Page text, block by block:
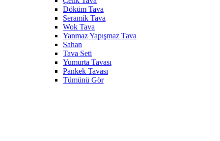
Döküm Tava
Seramik Tava
Wok Tava
Yanmaz Yapışmaz Tava
Sahan
Tava Seti
Yumurta Tavası
Pankek Tavası
Tümünü Gör